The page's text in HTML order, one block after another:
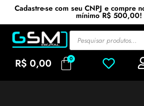
Cadastre-se com seu CNPJ e compre
mínimo R$ 500,00!
R$ 0,00